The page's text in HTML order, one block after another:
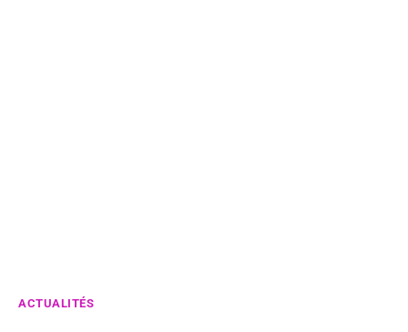
ACTUALITÉS